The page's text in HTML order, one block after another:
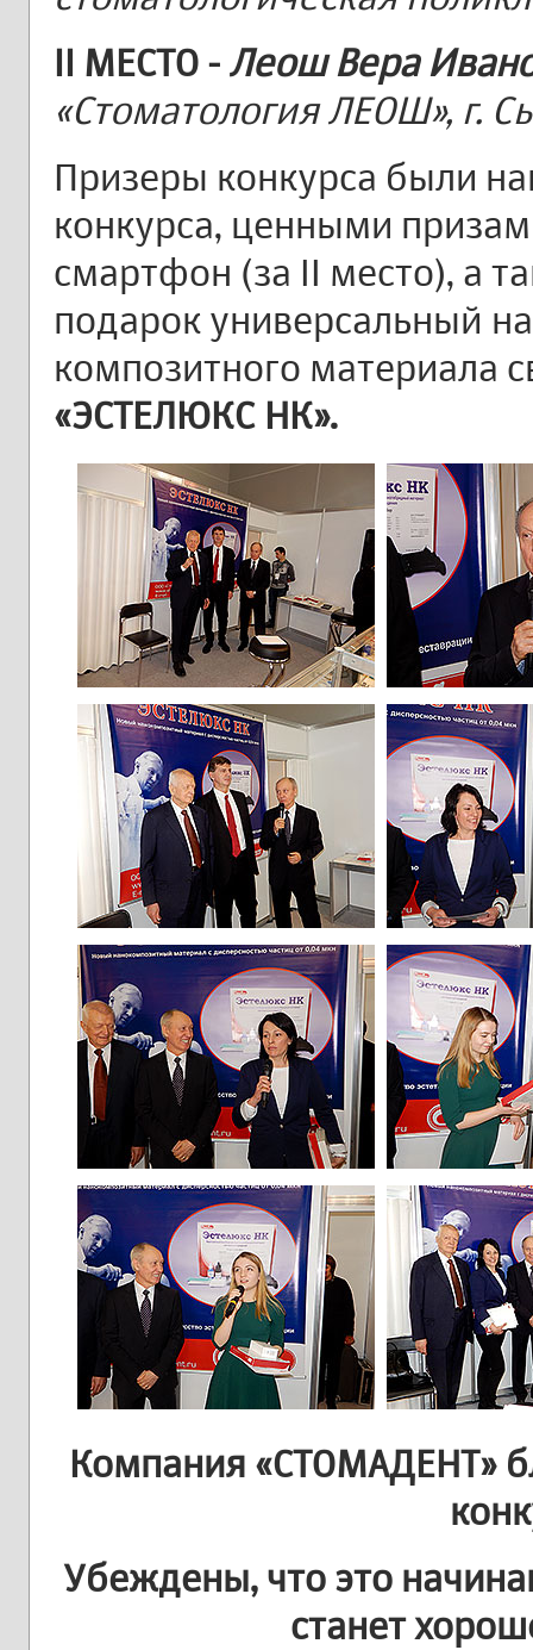
II МЕСТО - Леош Вера
«Стоматология ЛЕОШ», г.
Призеры конкурса были
конкурса, ценными
смартфон (за II место), а
подарок универсальный
композитного материала
«ЭСТЕЛЮКС НК».
Компания «СТОМАДЕНТ»
Убеждены, что это
станет